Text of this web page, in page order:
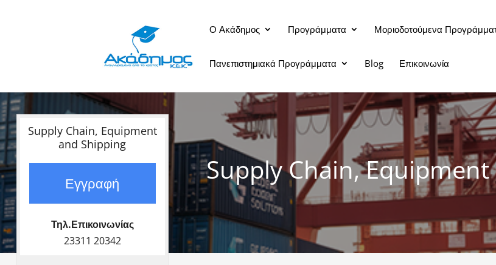
Ο Ακάδημος Προγράμματα Μοριοδοτούμενα
Πανεπιστημιακά Προγράμματα Blog Επικοινωνία
Supply Chain,
Supply Chain, Equipment
and Shipping
Εγγραφή
Τηλ.Επικοινωνίας
23311 20342